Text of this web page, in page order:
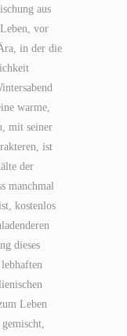
aus
vor
in der die
warme,
mit seiner
ist
der
manchmal
kostenlos
dieses
Leben